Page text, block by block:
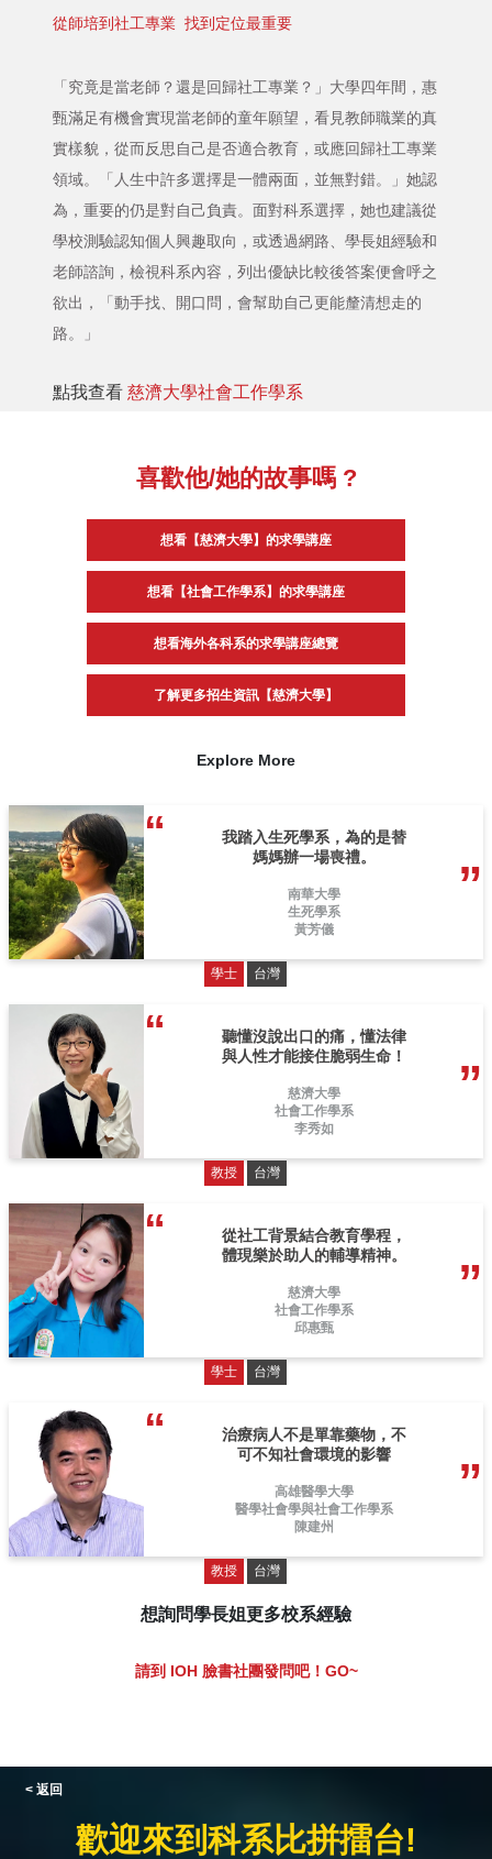
從師培到社工專業 找到定位最重要
「究竟是當老師？還是回歸社工專業？」大學四年間，惠
甄滿足有機會實現當老師的童年願望，看見教師職業的真
實樣貌，從而反思自己是否適合教育，或應回歸社工專業
領域。「人生中許多選擇是一體兩面，並無對錯。」她認
為，重要的仍是對自己負責。面對科系選擇，她也建議從
學校測驗認知個人興趣取向，或透過網路、學長姐經驗和
老師諮詢，檢視科系內容，列出優缺比較後答案便會呼之
欲出，「動手找、開口問，會幫助自己更能釐清想走的
路。」
點我查看 慈濟大學社會工作學系
喜歡他/她的故事嗎 ?
想看【慈濟大學】的求學講座
想看【社會工作學系】的求學講座
想看海外各科系的求學講座總覽
了解更多招生資訊【慈濟大學】
Explore More
我踏入生死學系，為的是替
媽媽辦一場喪禮。
南華大學
生死學系
黃芳儀
學士 台灣
聽懂沒說出口的痛，懂法律
與人性才能接住脆弱生命！
慈濟大學
社會工作學系
李秀如
教授 台灣
從社工背景結合教育學程，
體現樂於助人的輔導精神。
慈濟大學
社會工作學系
邱惠甄
學士 台灣
治療病人不是單靠藥物，不
可不知社會環境的影響
高雄醫學大學
醫學社會學與社會工作學系
陳建州
教授 台灣
想詢問學長姐更多校系經驗
請到 IOH 臉書社團發問吧！GO~
< 返回
歡迎來到科系比拼擂台!